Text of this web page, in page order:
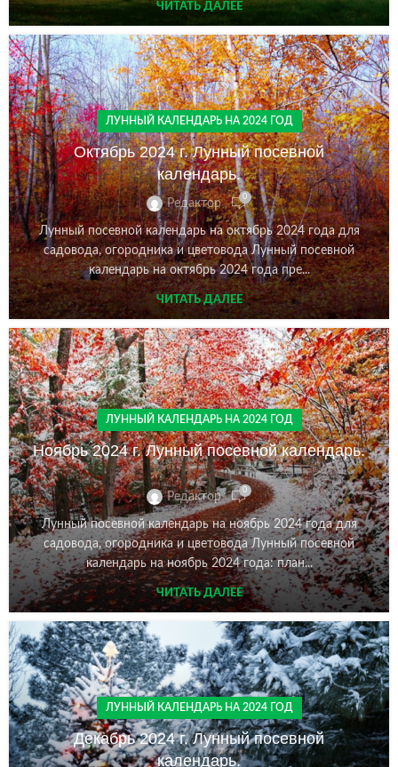
ЧИТАТЬ ДАЛЕЕ
ЛУННЫЙ КАЛЕНДАРЬ НА 2024 ГОД
Октябрь 2024 г. Лунный посевной
календарь.
Редактор 0
Лунный посевной календарь на октябрь 2024 года для
садовода, огородника и цветовода Лунный посевной
календарь на октябрь 2024 года пре...
ЧИТАТЬ ДАЛЕЕ
ЛУННЫЙ КАЛЕНДАРЬ НА 2024 ГОД
Ноябрь 2024 г. Лунный посевной календарь.
Редактор 0
Лунный посевной календарь на ноябрь 2024 года для
садовода, огородника и цветовода Лунный посевной
календарь на ноябрь 2024 года: план...
ЧИТАТЬ ДАЛЕЕ
ЛУННЫЙ КАЛЕНДАРЬ НА 2024 ГОД
Декабрь 2024 г. Лунный посевной
календарь.